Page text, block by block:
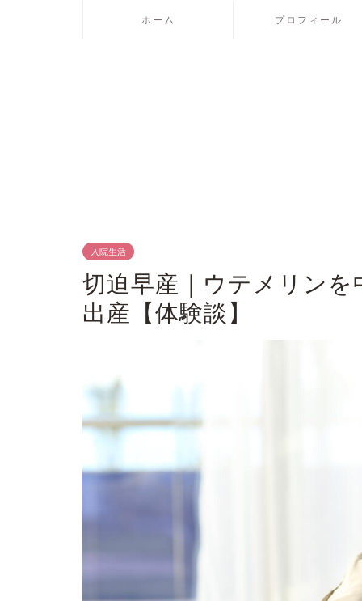
ホーム プロフィール
入院生活
切迫早産｜ウテメリン
出産【体験談】